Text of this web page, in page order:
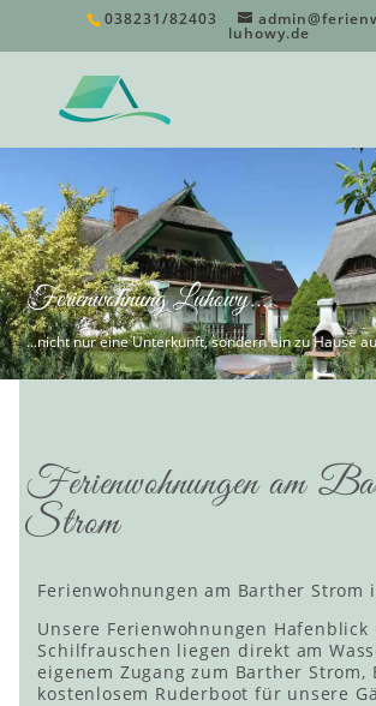
038231/82403
luhowy.de
Ferienwohnung Luhowy...
...nicht nur eine Unterkunft, sondern ein zu Hause
Ferienwohnungen am
Strom
Ferienwohnungen am Barther Strom
Unsere Ferienwohnungen Hafenblick
Schilfrauschen liegen direkt am
eigenem Zugang zum Barther Strom,
kostenlosem Ruderboot für unsere